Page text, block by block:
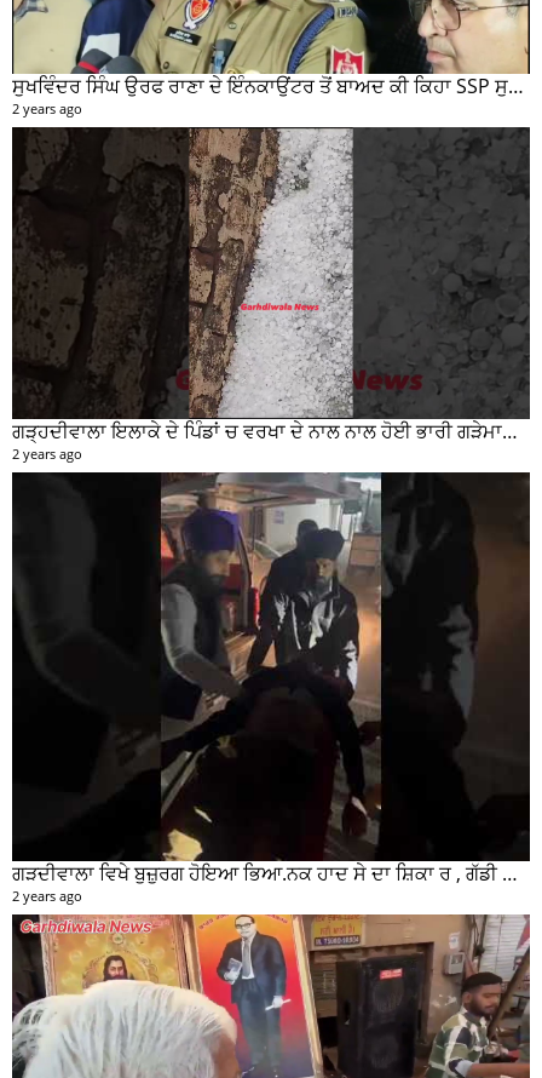
ਗੜ੍ਹਦੀਵਾਲਾ ਇਲਾਕੇ ਦੇ ਪਿੰਡਾਂ ਚ ਵਰਖਾ ਦੇ ਨਾਲ ਨਾਲ ਹੋਈ ਭਾਰੀ ਗੜੇਮਾਰੀ ਦੀਆਂ ਦੇਖੋ ਤਸਵੀਰਾਂ #garhdiwala #snow
2 years ago